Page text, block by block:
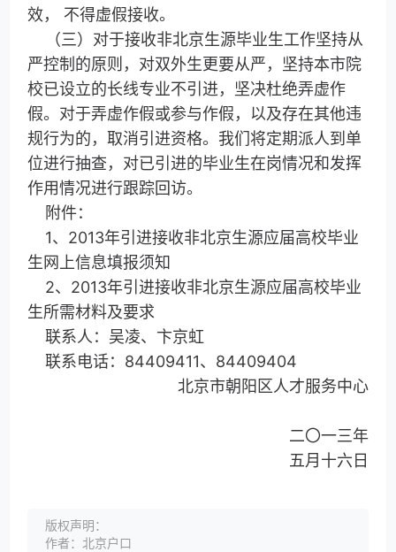
效， 不得虚假接收。
（三）对于接收非北京生源毕业生工作坚持从
严控制的原则，对双外生更要从严，坚持本市院
校已设立的长线专业不引进，坚决杜绝弄虚作
假。对于弄虚作假或参与作假，以及存在其他违
规行为的，取消引进资格。我们将定期派人到单
位进行抽查，对已引进的毕业生在岗情况和发挥
作用情况进行跟踪回访。
附件：
1、2013年引进接收非北京生源应届高校毕业
生网上信息填报须知
2、2013年引进接收非北京生源应届高校毕业
生所需材料及要求
联系人：吴凌、卞京虹
联系电话：84409411、84409404
北京市朝阳区人才服务中心
二〇一三年
五月十六日
版权声明：
作者：北京户口